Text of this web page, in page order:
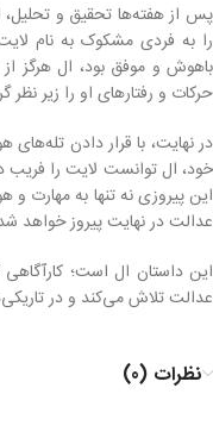
پس از هفته‌ها تحقیق و
را به فردی مشکوک به نام
باهوش و موفق بود، ال هرگز
حرکات و رفتارهای او را زیر نظر
در نهایت، با قرار دادن تله‌های
خود، ال توانست لایت را فریب
این پیروزی نه تنها به مهارت
عدالت در نهایت پیروز
این داستان ال است؛
عدالت تلاش می‌کند و در
نظرات (0)